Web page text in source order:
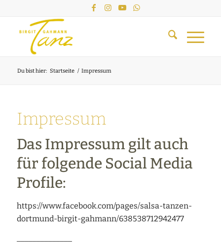
Du bist hier: Startseite / Impressum
Impressum
Das Impressum gilt auch
für folgende Social Media
Profile:
https://www.facebook.com/pages/salsa-tanzen-
dortmund-birgit-gahmann/638538712942477